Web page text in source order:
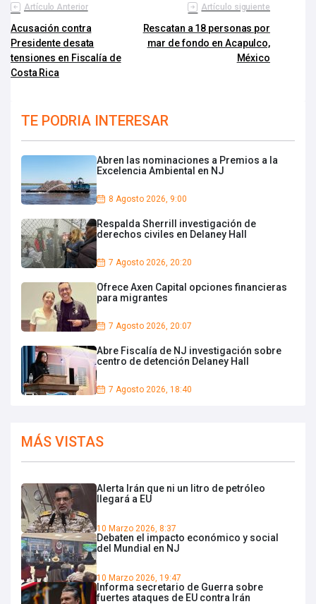
Artículo Anterior
Acusación contra
Presidente desata
tensiones en Fiscalía de
Costa Rica
Artículo siguiente
Rescatan a 18 personas por
mar de fondo en Acapulco,
México
TE PODRIA INTERESAR
Abren las nominaciones a Premios a la
Excelencia Ambiental en NJ
8 Agosto 2026, 9:00
Respalda Sherrill investigación de
derechos civiles en Delaney Hall
7 Agosto 2026, 20:20
Ofrece Axen Capital opciones financieras
para migrantes
7 Agosto 2026, 20:07
Abre Fiscalía de NJ investigación sobre
centro de detención Delaney Hall
7 Agosto 2026, 18:40
MÁS VISTAS
Alerta Irán que ni un litro de petróleo
llegará a EU
10 Marzo 2026, 8:37
Debaten el impacto económico y social
del Mundial en NJ
10 Marzo 2026, 19:47
Informa secretario de Guerra sobre
fuertes ataques de EU contra Irán